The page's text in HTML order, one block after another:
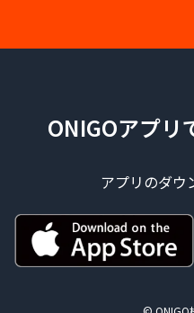
ONIGOアプリ
アプリのダウ